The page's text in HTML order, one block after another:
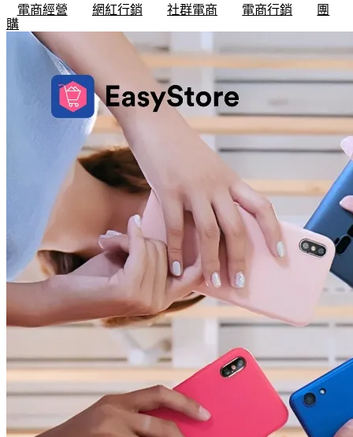
電商經營
網紅行銷 社群電商 電商行銷
團
購